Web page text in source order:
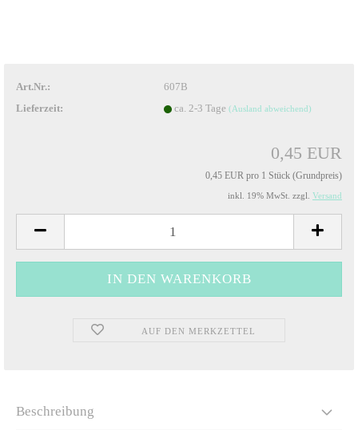
Art.Nr.:
607B
Lieferzeit:
ca. 2-3 Tage (Ausland abweichend)
0,45 EUR
0,45 EUR pro 1 Stück (Grundpreis)
inkl. 19% MwSt. zzgl. Versand
AUF DEN MERKZETTEL
Beschreibung